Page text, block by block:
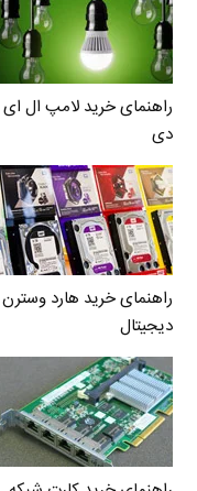
راهنمای خرید لامپ ال ای
دی
راهنمای خرید هارد وسترن
دیجیتال